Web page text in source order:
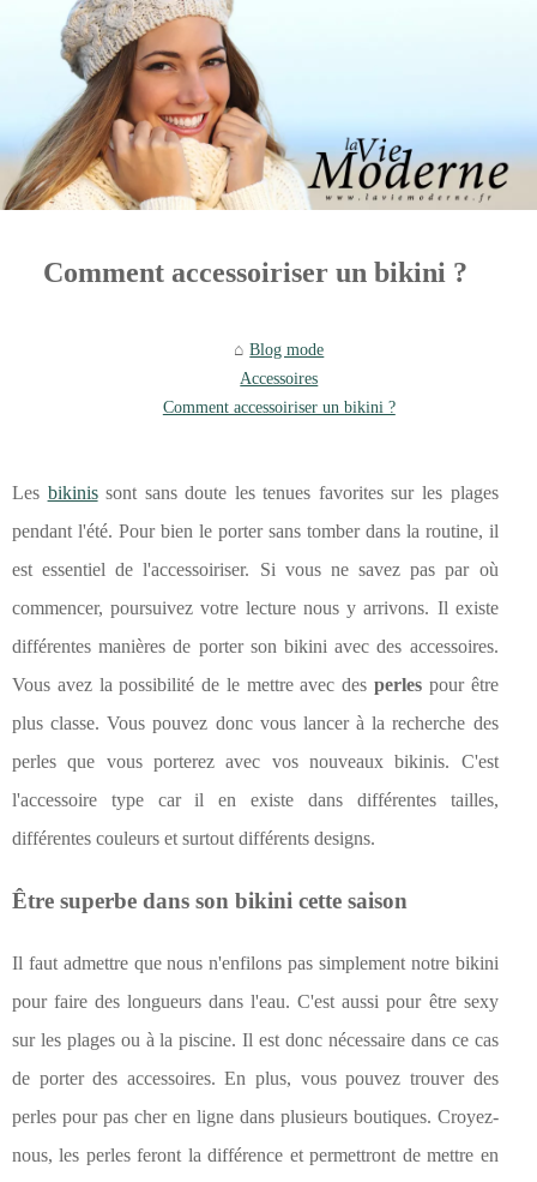
Comment accessoiriser un bikini ?
Blog mode
Accessoires
Comment accessoiriser un bikini ?
Les bikinissont sans doute les tenues favorites sur les plages
pendant l'été. Pour bien le porter sans tomber dans la routine, il
est essentiel de l'accessoiriser. Si vous ne savez pas par où
commencer, poursuivez votre lecture nous y arrivons. Il existe
différentes manières de porter son bikini avec des accessoires.
Vous avez la possibilité de le mettre avec desperles pour être
plus classe. Vous pouvez donc vous lancer à la recherche des
perles que vous porterez avec vos nouveaux bikinis. C'est
l'accessoire type car il en existe dans différentes tailles,
différentes couleurs et surtout différents designs.
Être superbe dans son bikini cette saison
Il faut admettre que nous n'enfilons pas simplement notre bikini
pour faire des longueurs dans l'eau. C'est aussi pour être sexy
sur les plages ou à la piscine. Il est donc nécessaire dans ce cas
de porter des accessoires. En plus, vous pouvez trouver des
perles pour pas cher en ligne dans plusieurs boutiques. Croyez-
nous, les perles feront la différence et permettront de mettre en